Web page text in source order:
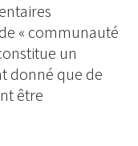
« communauté
un
donné que de
être